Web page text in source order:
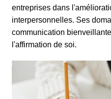
entreprises dans
interpersonnelles. Ses
communication
l'affirmation de soi.